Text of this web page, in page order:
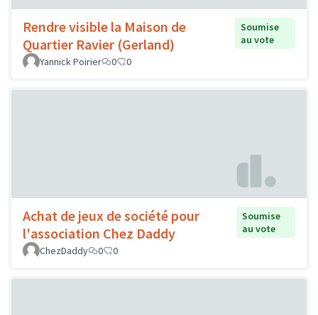
Rendre visible la Maison de
Quartier Ravier (Gerland)
Soumise
au vote
Yannick Poirier
0 0
Achat de jeux de société pour
l'association Chez Daddy
Soumise
au vote
ChezDaddy
0 0